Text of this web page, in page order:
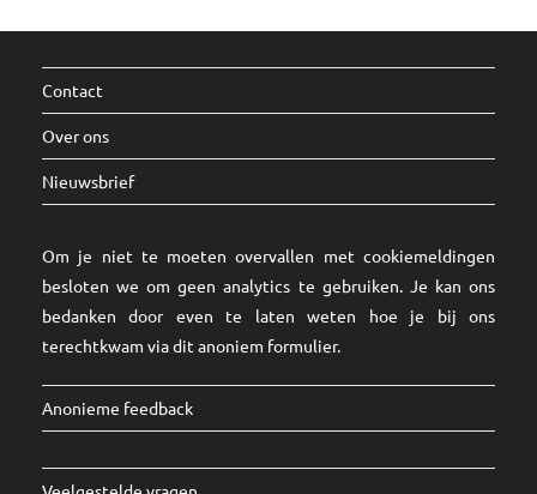
Contact
Over ons
Nieuwsbrief
Om je niet te moeten overvallen met cookiemeldingen
besloten we om geen analytics te gebruiken. Je kan ons
bedanken door even te laten weten hoe je bij ons
terechtkwam via dit anoniem formulier.
Anonieme feedback